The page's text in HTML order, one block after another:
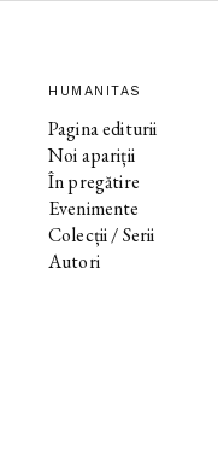
HUMANITAS
Pagina editurii
Noi apariții
În pregătire
Evenimente
Colecții / Serii
Autori